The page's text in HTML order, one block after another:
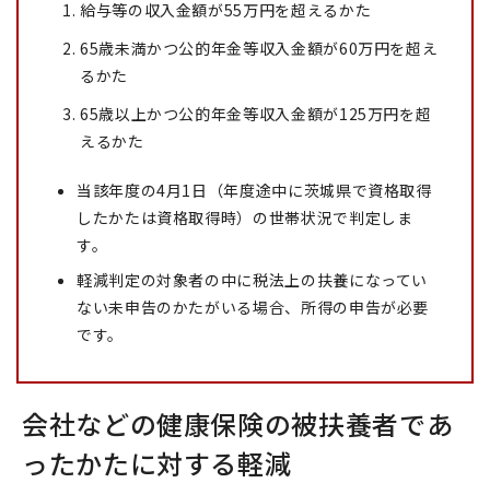
給与等の収入金額が55万円を超えるかた
65歳未満かつ公的年金等収入金額が60万円を超え
るかた
65歳以上かつ公的年金等収入金額が125万円を超
えるかた
当該年度の4月1日（年度途中に茨城県で資格取得
したかたは資格取得時）の世帯状況で判定しま
す。
軽減判定の対象者の中に税法上の扶養になってい
ない未申告のかたがいる場合、所得の申告が必要
です。
会社などの健康保険の被扶養者であ
ったかたに対する軽減